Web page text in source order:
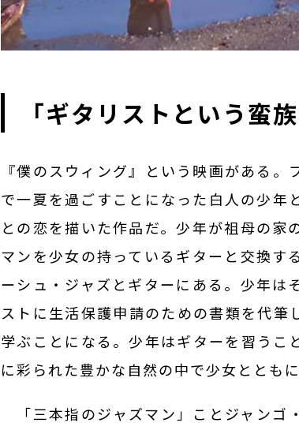
「ギタリストという蛮族
『僕のスウィング』という映画がある
で一夏を過ごすことになった白人の少年
との恋を描いた作品だ。少年が祖母の家
マンを少女の持っているギターと交換す
ーシュ・ジャズとギターにある。少年は
ストに生活保護申請のための書類を代筆
学ぶことになる。少年はギターを習うこ
に彩られた豊かな自然の中で少女ととも
「三本指のジャズマン」ことジャンゴ